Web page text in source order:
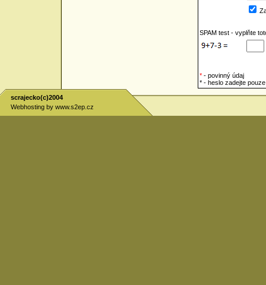
SPAM test - vyplňte
* - povinný údaj
* - heslo zadejte
scrajecko(c)2004
Webhosting by www.s2ep.cz